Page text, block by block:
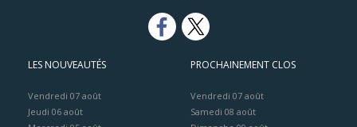
LES NOUVEAUTÉS
Vendredi 07 août
Jeudi 06 août
PROCHAINEMENT CLOS
Vendredi 07 août
Samedi 08 août